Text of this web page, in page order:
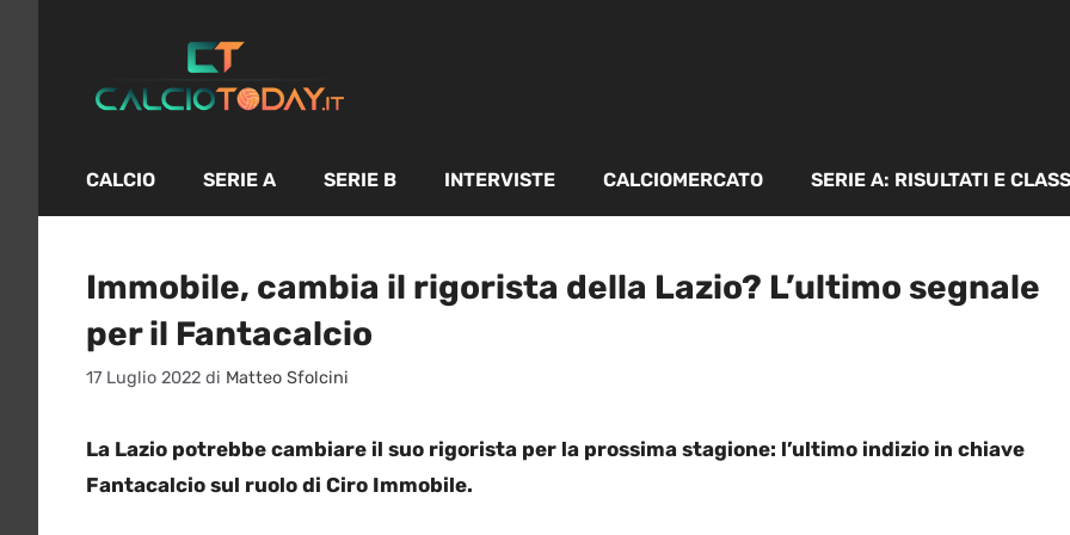
contenuto
CALCIO SERIE A SERIE B INTERVISTE CALCIOMERCATO SERIE A: RISULTATI E
Immobile, cambia il rigorista della Lazio? L’ultimo segnale
per il Fantacalcio
17 Luglio 2022 di Matteo Sfolcini
La Lazio potrebbe cambiare il suo rigorista per la prossima stagione: l’ultimo indizio in chiave
Fantacalcio sul ruolo di Ciro Immobile.